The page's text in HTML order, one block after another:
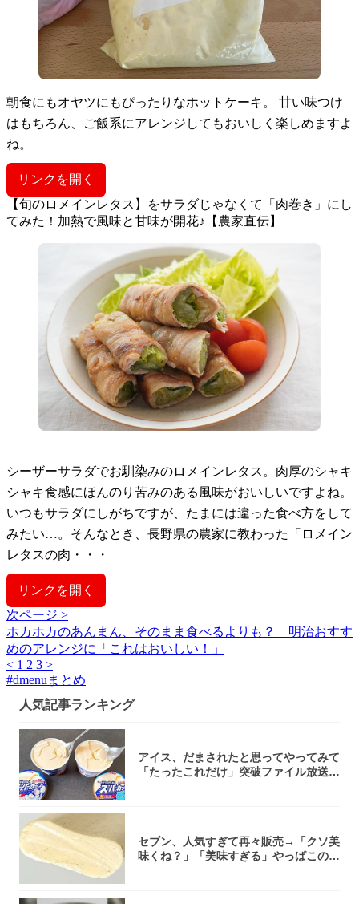
朝食にもオヤツにもぴったりなホットケーキ。 甘い味つけ
はもちろん、ご飯系にアレンジしてもおいしく楽しめますよ
ね。
リンクを開く
【旬のロメインレタス】をサラダじゃなくて「肉巻き」にし
てみた！加熱で風味と甘味が開花♪【農家直伝】
シーザーサラダでお馴染みのロメインレタス。肉厚のシャキ
シャキ食感にほんのり苦みのある風味がおいしいですよね。
いつもサラダにしがちですが、たまには違った食べ方をして
みたい…。そんなとき、長野県の農家に教わった「ロメイン
レタスの肉・・・
リンクを開く
次ページ >
ホカホカのあんまん、そのまま食べるよりも？ 明治おすす
めのアレンジに「これはおいしい！」
< 1 2 3 >
#dmenuまとめ
人気記事ランキング
アイス、だまされたと思ってやってみて
「たったこれだけ」突破ファイル放送で
セブン、人気すぎて再々販売→「クソ美
味くね？」「美味すぎる」やっぱこのク